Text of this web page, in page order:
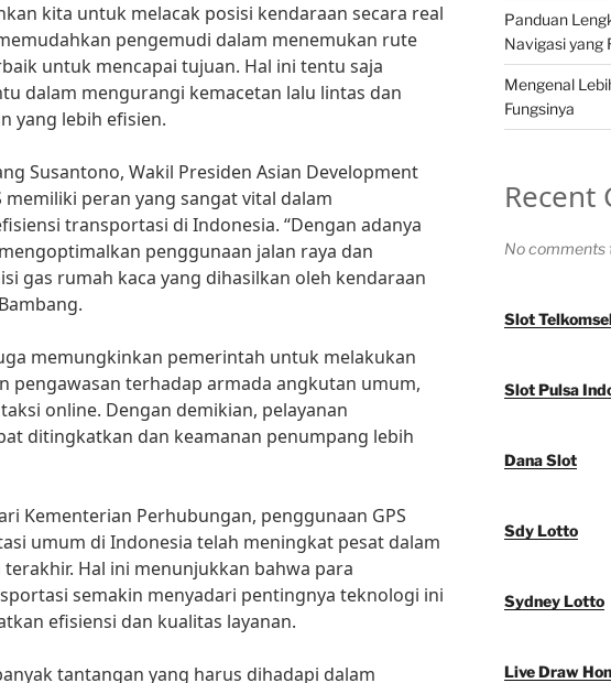
kita untuk melacak posisi kendaraan secara real
pengemudi dalam menemukan rute
untuk mencapai tujuan. Hal ini tentu saja
dalam mengurangi kemacetan lalu lintas dan
yang lebih efisien.
Susantono, Wakil Presiden Asian Development
memiliki peran yang sangat vital dalam
transportasi di Indonesia. “Dengan adanya
penggunaan jalan raya dan
gas rumah kaca yang dihasilkan oleh kendaraan
memungkinkan pemerintah untuk melakukan
pengawasan terhadap armada angkutan umum,
online. Dengan demikian, pelayanan
ditingkatkan dan keamanan penumpang lebih
Kementerian Perhubungan, penggunaan GPS
umum di Indonesia telah meningkat pesat dalam
Hal ini menunjukkan bahwa para
semakin menyadari pentingnya teknologi ini
efisiensi dan kualitas layanan.
tantangan yang harus dihadapi dalam
Panduan
Navigasi yang
Mengenal
Fungsinya
Recent
No comments
Slot
Slot Pulsa
Dana Slot
Sdy Lotto
Sydney Lotto
Live Draw